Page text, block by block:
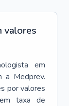
valores
em
a Medprev.
por valores
taxa de